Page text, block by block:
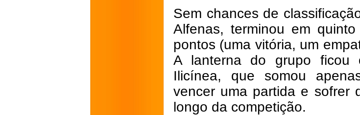
Sem chances de
Alfenas, terminou em
pontos (uma vitória, um
A lanterna do grupo ficou
Ilicínea, que somou
vencer uma partida e sofrer
longo da competição.